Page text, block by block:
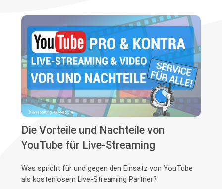
Die Vorteile und Nachteile von
YouTube für Live-Streaming
Was spricht für und gegen den Einsatz von YouTube
als kostenlosem Live-Streaming Partner?